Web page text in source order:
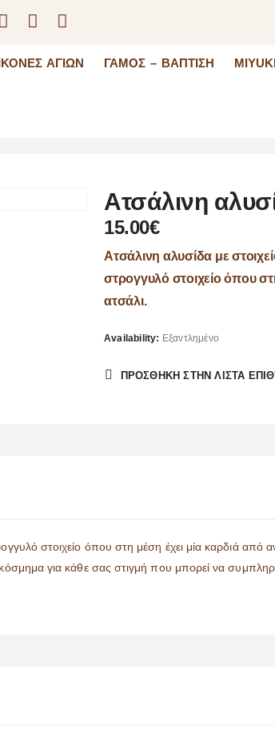
ΑΓΊΩΝ ΓΆΜΟΣ – ΒΆΠΤΙΣΗ
Ατσάλινη
15.00€
Ατσάλινη αλυσίδα με
στρογγυλό στοιχείο όπου
ατσάλι.
Availability: Εξαντλημένο
ΠΡΌΣΘΉΚΗ ΣΤΗΝ ΛΊΣΤΑ
στοιχείο όπου στη μέση έχει μία καρδιά από
για κάθε σας στιγμή που μπορεί να